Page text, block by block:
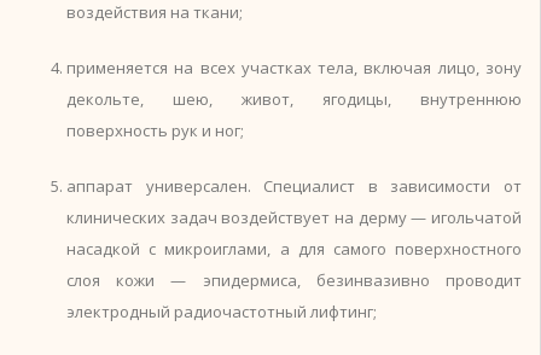
воздействия на ткани;
применяется на всех участках тела, включая лицо, зону
декольте, шею, живот, ягодицы, внутреннюю
поверхность рук и ног;
аппарат универсален. Специалист в зависимости от
клинических задач воздействует на дерму — игольчатой
насадкой с микроиглами, а для самого поверхностного
слоя кожи — эпидермиса, безинвазивно проводит
электродный радиочастотный лифтинг;